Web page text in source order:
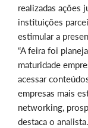
realizadas ações
instituições
estimular a
“A feira foi
maturidade
acessar
empresas mais
networking,
destaca o analista.